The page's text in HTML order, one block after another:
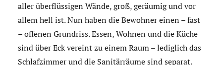
aller überflüssigen Wände, groß, geräumig und vor
allem hell ist. Nun haben die Bewohner einen – fast
– offenen Grundriss. Essen, Wohnen und die Küche
sind über Eck vereint zu einem Raum – lediglich das
Schlafzimmer und die Sanitärräume sind separat.